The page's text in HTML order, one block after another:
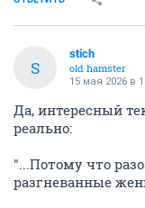
S
stich
old hamster
15 мая 2026 в
Да, интересный
реально:
"...Потому что
разгневанные